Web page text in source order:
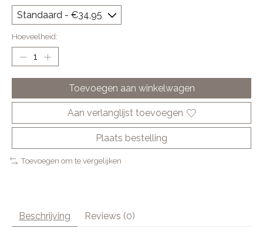
Hoeveelheid:
Toevoegen aan winkelwagen
Aan verlanglijst toevoegen
Plaats bestelling
Toevoegen om te vergelijken
Beschrijving Reviews (0)